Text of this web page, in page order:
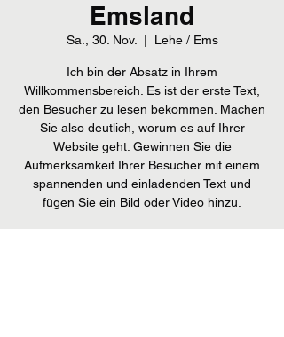
Emsland
Sa., 30. Nov. Lehe / Ems
Ich bin der Absatz in Ihrem
Willkommensbereich. Es ist der erste Text,
den Besucher zu lesen bekommen. Machen
Sie also deutlich, worum es auf Ihrer
Website geht. Gewinnen Sie die
Aufmerksamkeit Ihrer Besucher mit einem
spannenden und einladenden Text und
fügen Sie ein Bild oder Video hinzu.